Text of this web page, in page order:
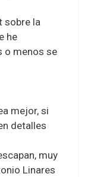
sobre la
he
o menos se
mejor, si
detalles
muy
Linares